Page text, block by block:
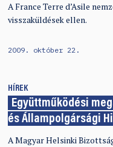
A France Terre d’Asile
visszaküldések ellen.
2009. október 22.
HÍREK
Együttműködési
és Állampolgársági
A Magyar Helsinki